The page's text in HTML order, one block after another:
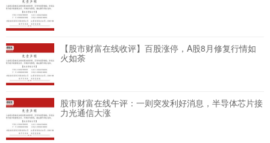
【股市财富在线收评】百股涨停，A股8月修复行情如
火如荼
股市财富在线午评：一则突发利好消息，半导体芯片接
力光通信大涨